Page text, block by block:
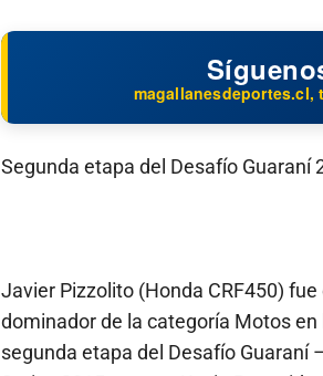
Segunda etapa del Desafío Guaraní
Javier Pizzolito (Honda CRF450) fue
dominador de la categoría Motos en
segunda etapa del Desafío Guaraní